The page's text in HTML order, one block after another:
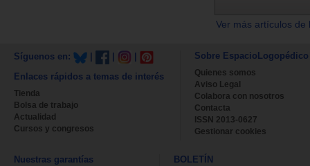
Ver más artículos
Síguenos en:
Enlaces rápidos a temas de interés
Tienda
Bolsa de trabajo
Actualidad
Cursos y congresos
Sobre EspacioLogopédico
Quienes somos
Aviso Legal
Colabora con nosotros
Contacta
ISSN 2013-0627
Gestionar cookies
Nuestras garantías BOLETÍN